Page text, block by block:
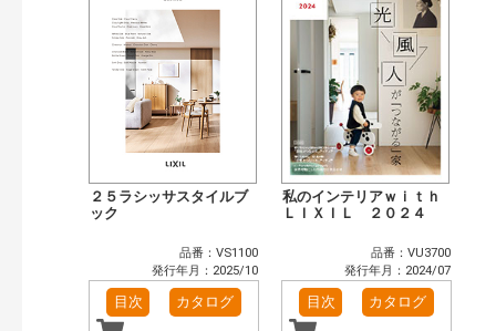
２５ラシッサスタイルブ
ック
品番：VS1100
発行年月：2025/10
目次 カタログ
私のインテリアｗｉｔｈ
ＬＩＸＩＬ ２０２４
品番：VU3700
発行年月：2024/07
目次 カタログ